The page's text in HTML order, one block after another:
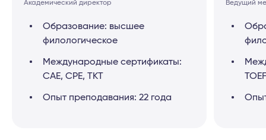
Академический директор
Образование: высшее
филологическое
Международные сертификаты:
CAE, CPE, TKT
Опыт преподавания: 22 года
Ведущий